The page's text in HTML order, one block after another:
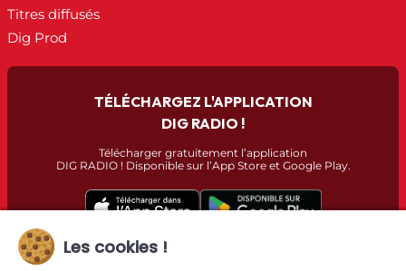
Titres diffusés
Dig Prod
TÉLÉCHARGEZ L'APPLICATION
DIG RADIO !
Télécharger gratuitement l’application
DIG RADIO ! Disponible sur l’App Store et Google Play.
Les cookies !